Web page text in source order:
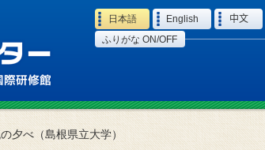
Language
日本語 English 中文
ふりがな ON/OFF
夕べ（島根県立大学）